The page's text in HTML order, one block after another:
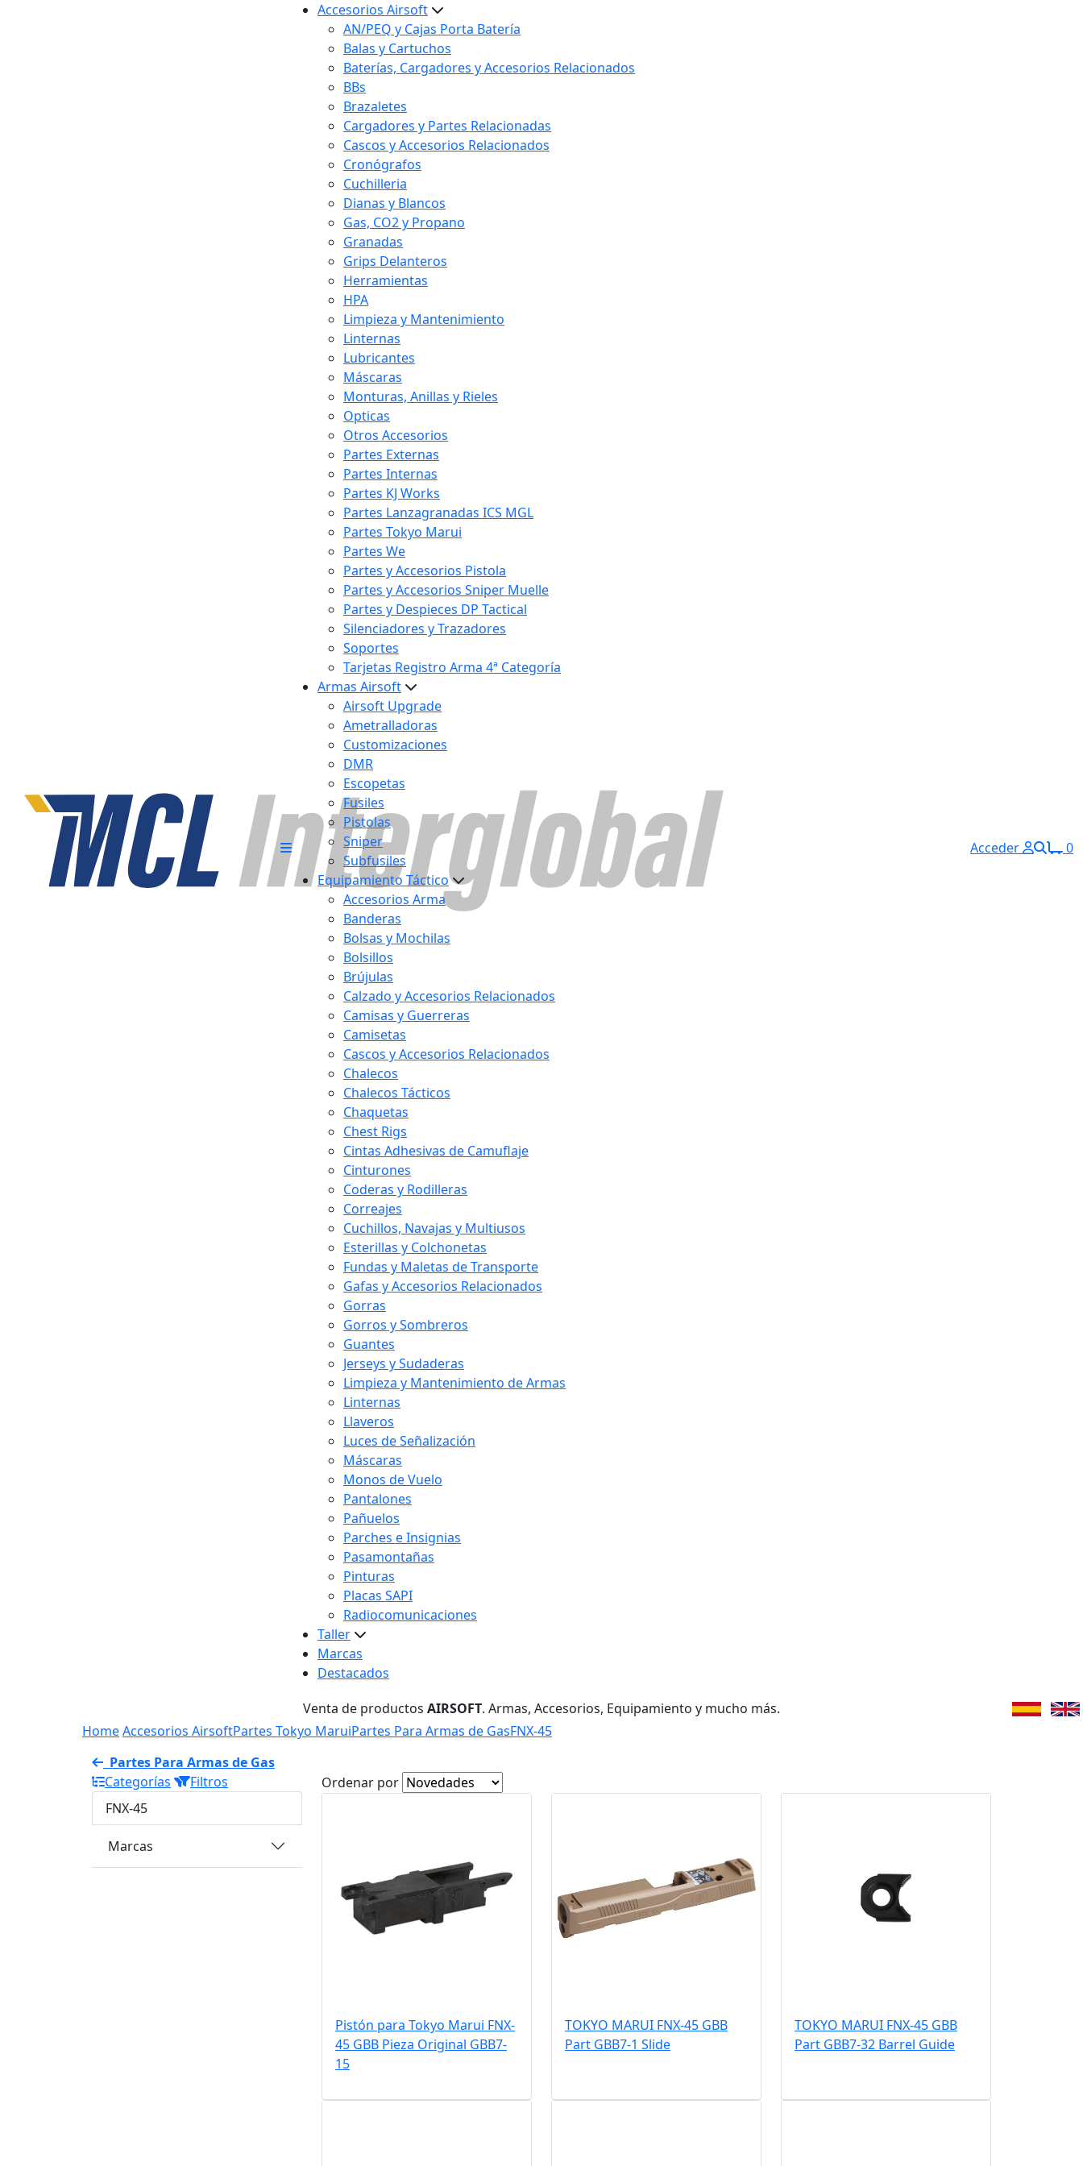
Accesorios Airsoft
AN/PEQ y Cajas Porta Batería
Balas y Cartuchos
Baterías, Cargadores y Accesorios Relacionados
BBs
Brazaletes
Cargadores y Partes Relacionadas
Cascos y Accesorios Relacionados
Cronógrafos
Cuchilleria
Dianas y Blancos
Gas, CO2 y Propano
Granadas
Grips Delanteros
Herramientas
HPA
Limpieza y Mantenimiento
Linternas
Lubricantes
Máscaras
Monturas, Anillas y Rieles
Opticas
Otros Accesorios
Partes Externas
Partes Internas
Partes KJ Works
Partes Lanzagranadas ICS MGL
Partes Tokyo Marui
Partes We
Partes y Accesorios Pistola
Partes y Accesorios Sniper Muelle
Partes y Despieces DP Tactical
Silenciadores y Trazadores
Soportes
Tarjetas Registro Arma 4ª Categoría
Armas Airsoft
Airsoft Upgrade
Ametralladoras
Customizaciones
DMR
Escopetas
Fusiles
Pistolas
Sniper
Subfusiles
Equipamiento Táctico
Accesorios Arma
Banderas
Bolsas y Mochilas
Bolsillos
Brújulas
Calzado y Accesorios Relacionados
Camisas y Guerreras
Camisetas
Cascos y Accesorios Relacionados
Chalecos
Chalecos Tácticos
Chaquetas
Chest Rigs
Cintas Adhesivas de Camuflaje
Cinturones
Coderas y Rodilleras
Correajes
Cuchillos, Navajas y Multiusos
Esterillas y Colchonetas
Fundas y Maletas de Transporte
Gafas y Accesorios Relacionados
Gorras
Gorros y Sombreros
Guantes
Jerseys y Sudaderas
Limpieza y Mantenimiento de Armas
Linternas
Llaveros
Luces de Señalización
Máscaras
Monos de Vuelo
Pantalones
Pañuelos
Parches e Insignias
Pasamontañas
Pinturas
Placas SAPI
Radiocomunicaciones
Taller
Marcas
Destacados
Acceder 0
Venta de productos AIRSOFT. Armas, Accesorios, Equipamiento y mucho más.
HomeAccesorios AirsoftPartes Tokyo MaruiPartes Para Armas de GasFNX-45
Partes Para Armas de Gas
Categorías
Filtros
FNX-45
Marcas
Ordenar por
Pistón para Tokyo Marui FNX-
45 GBB Pieza Original GBB7-
15
TOKYO MARUI FNX-45 GBB
Part GBB7-1 Slide
TOKYO MARUI FNX-45 GBB
Part GBB7-32 Barrel Guide